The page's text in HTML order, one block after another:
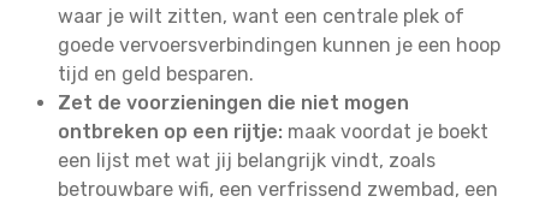
waar je wilt zitten, want een centrale plek of
goede vervoersverbindingen kunnen je een hoop
tijd en geld besparen.
Zet de voorzieningen die niet mogen
ontbreken op een rijtje: maak voordat je boekt
een lijst met wat jij belangrijk vindt, zoals
betrouwbare wifi, een verfrissend zwembad, een